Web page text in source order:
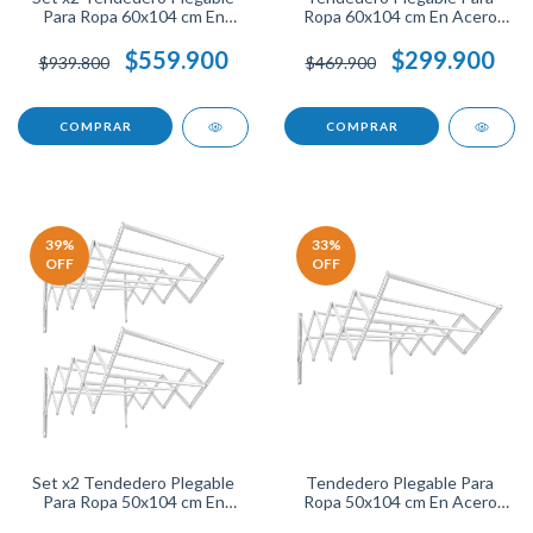
Para Ropa 60x104 cm En
Lb Cada Uno Ideal Para
Secado De Prendas Ahorra
$939.800 $559.900
Ropa 60x104 cm En Acero
Libras Ideal Para Secado De
Prendas Ahorra Espacio Fácil
$469.900 $299.900
39%
OFF
Set x2 Tendedero Plegable
Para Ropa 50x104 cm En
33%
OFF
Tendedero Plegable Para
Ropa 50x104 cm En Acero